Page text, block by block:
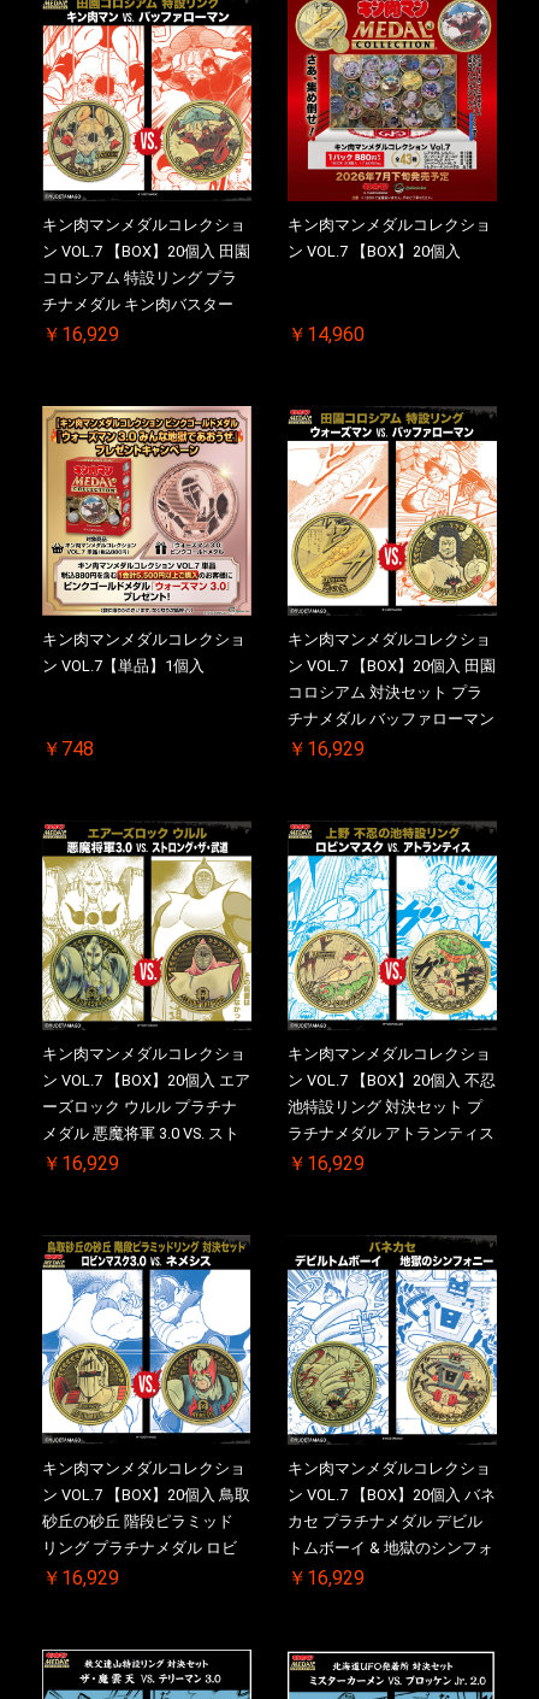
キン肉マンメダルコレクショ
ン VOL.7 【BOX】20個入 田園
コロシアム 特設リング プラ
チナメダル キン肉バスター
VS. キン肉バスターやぶり 初
メダル(非売品)付
￥16,929
キン肉マンメダルコレクショ
ン VOL.7 【BOX】20個入
￥14,960
キン肉マンメダルコレクショ
ン VOL.7【単品】1個入
￥748
キン肉マンメダルコレクショ
ン VOL.7 【BOX】20個入 田園
コロシアム 対決セット プラ
チナメダル バッファローマン
2.0 顎髭 Ver. VS. 光の矢 初回
メダル(非売品)付
￥16,929
キン肉マンメダルコレクショ
ン VOL.7 【BOX】20個入 エア
ーズロック ウルル プラチナ
メダル 悪魔将軍 3.0 VS. スト
ロング・ザ・武道 初回シリア
売品)付
￥16,929
キン肉マンメダルコレクショ
ン VOL.7 【BOX】20個入 不忍
池特設リング 対決セット プ
ラチナメダル アトランティス
ドライバー VS.ネックカット
特典 】KIN(金)肉メダル(非売
品)付
￥16,929
キン肉マンメダルコレクショ
ン VOL.7 【BOX】20個入 鳥取
砂丘の砂丘 階段ピラミッド
リング プラチナメダル ロビ
ンマスク VS.ネメシス 初回シ
ル(非売品)付
￥16,929
キン肉マンメダルコレクショ
ン VOL.7 【BOX】20個入 バネ
カセ プラチナメダル デビル
トムボーイ & 地獄のシンフォ
ニー 初回シリアルNO.入 ケー
￥16,929